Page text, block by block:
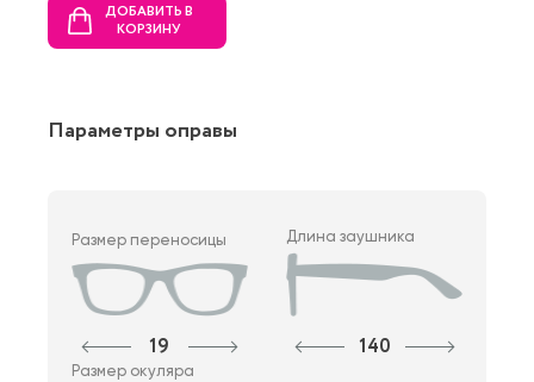
ДОБАВИТЬ В
КОРЗИНУ
Параметры оправы
Размер переносицы
19
Длина заушника
140
Размер окуляра